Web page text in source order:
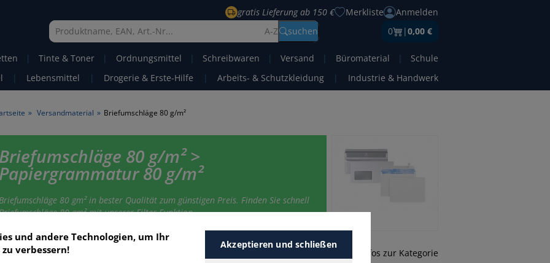
gratis Lieferung ab 150 € Merkliste
Anmelden
A-Z
suchen 0 |0,00 €
| Tinte & Toner | Ordnungsmittel | Schreibwaren | Versand | Büromaterial |
Schule
| Lebensmittel | Drogerie & Erste-Hilfe | Arbeits- & Schutzkleidung | Industrie & Handwerk
» Versandmaterial » Briefumschläge 80 g/m²
Briefumschläge 80 g/m² >
Papiergrammatur 80 g/m²
Briefumschläge 80 gm² in bester Qualität zum günstigen Preis. Finden Sie schnell
80 gm² mit unserer Filter-Funktion.
80 g/m² mehr Infos zur Kategorie
und andere Technologien, um Ihr
verbessern!
Akzeptieren und schließen